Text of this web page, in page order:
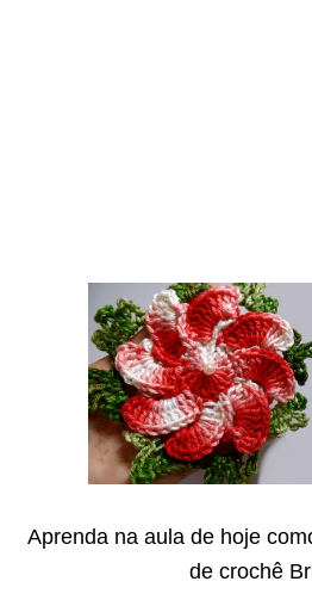
Aprenda na aula de hoje
de crochê